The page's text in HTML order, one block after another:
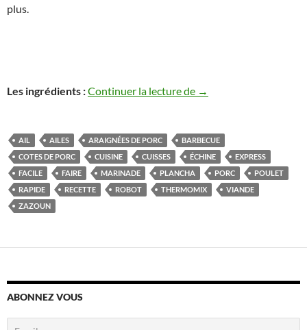
plus.
Les ingrédients :Continuer la lecture de Marinade tandoori
→
AIL AILES ARAIGNÉES DE PORC
BARBECUE
COTES DE PORC
CUISINE CUISSES ÉCHINE
EXPRESS
FACILE
FAIRE MARINADE PLANCHA PORC
POULET
RAPIDE
RECETTE ROBOT THERMOMIX
VIANDE
ZAZOUN
ABONNEZ VOUS